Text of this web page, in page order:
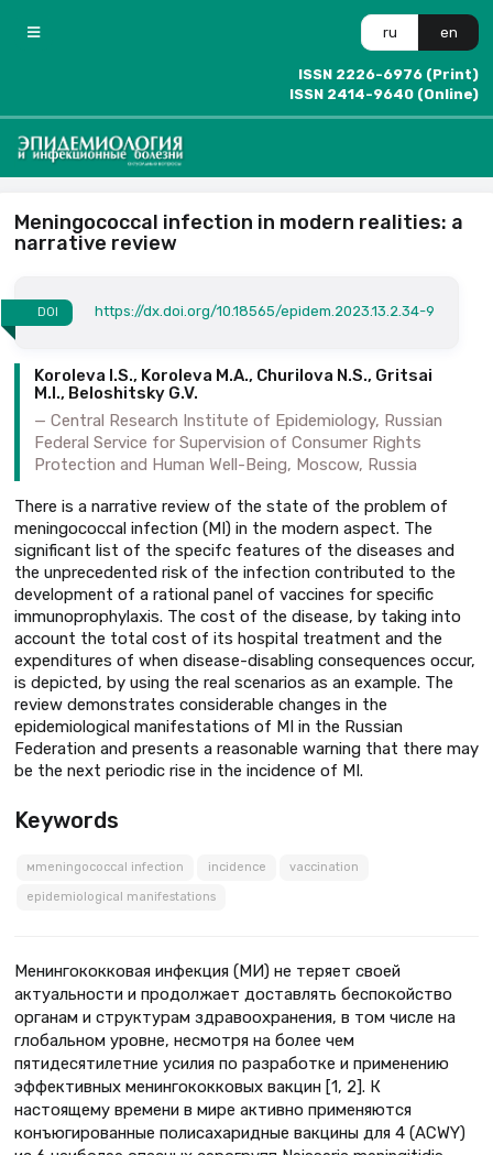
ru en
ISSN 2226-6976 (Print)
ISSN 2414-9640 (Online)
Meningococcal infection in modern realities: a
narrative review
DOI https://dx.doi.org/10.18565/epidem.2023.13.2.34-9
Koroleva I.S., Koroleva M.A., Churilova N.S., Gritsai
M.I., Beloshitsky G.V.
Central Research Institute of Epidemiology, Russian
Federal Service for Supervision of Consumer Rights
Protection and Human Well-Being, Moscow, Russia
There is a narrative review of the state of the problem of
meningococcal infection (MI) in the modern aspect. The
significant list of the specifc features of the diseases and
the unprecedented risk of the infection contributed to the
development of a rational panel of vaccines for specific
immunoprophylaxis. The cost of the disease, by taking into
account the total cost of its hospital treatment and the
expenditures of when disease-disabling consequences occur,
is depicted, by using the real scenarios as an example. The
review demonstrates considerable changes in the
epidemiological manifestations of MI in the Russian
Federation and presents a reasonable warning that there may
be the next periodic rise in the incidence of MI.
Keywords
мmeningococcal infection incidence vaccination
epidemiological manifestations
Менингококковая инфекция (МИ) не теряет своей
актуальности и продолжает доставлять беспокойство
органам и структурам здравоохранения, в том числе на
глобальном уровне, несмотря на более чем
пятидесятилетние усилия по разработке и применению
эффективных менингококковых вакцин [1, 2]. К
настоящему времени в мире активно применяются
конъюгированные полисахаридные вакцины для 4 (ACWY)